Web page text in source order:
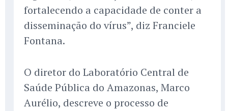
fortalecendo a capacidade de conter a
disseminação do vírus”, diz Franciele
Fontana.
O diretor do Laboratório Central de
Saúde Pública do Amazonas, Marco
Aurélio, descreve o processo de